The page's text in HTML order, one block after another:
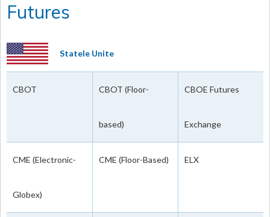
Futures
Statele Unite
CBOT CBOT (Floor-
based)
CBOE Futures
Exchange
CME (Electronic-
Globex)
CME (Floor-Based) ELX